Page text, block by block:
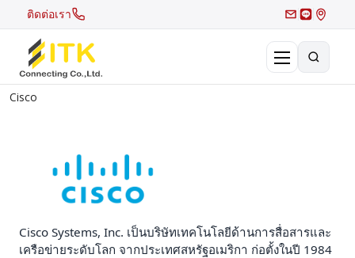
ติดต่อเรา
Recent Search
Hot Search
Cisco
Cisco Systems, Inc. เป็นบริษัทเทคโนโลยีด้านการสื่อสารและ
เครือข่ายระดับโลก จากประเทศสหรัฐอเมริกา ก่อตั้งในปี 1984